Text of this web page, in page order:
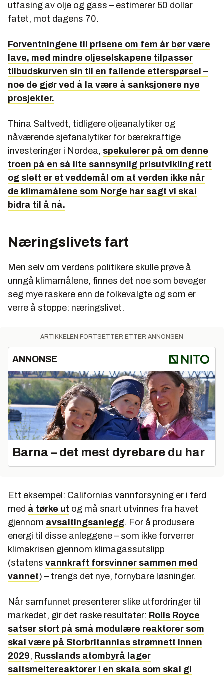
utfasing av olje og gass – estimerer 50 dollar
fatet, mot dagens 70.
Forventningene til prisene om fem år bør være
lave, med mindre oljeselskapene tilpasser
tilbudskurven sin til en fallende etterspørsel –
noe de gjør ved å la være å sanksjonere nye
prosjekter.
Thina Saltvedt, tidligere oljeanalytiker og
nåværende sjefanalytiker for bærekraftige
investeringer i Nordea, spekulerer på om denne
troen på en så lite sannsynlig prisutvikling rett
og slett er et veddemål om at verden ikke når
de klimamålene som Norge har sagt vi skal
bidra til å nå.
Næringslivets fart
Men selv om verdens politikere skulle prøve å
unngå klimamålene, finnes det noe som beveger
seg mye raskere enn de folkevalgte og som er
verre å stoppe: næringslivet.
ARTIKKELEN FORTSETTER ETTER ANNONSEN
ANNONSE
Barna – det mest dyrebare du har
Ett eksempel: Californias vannforsyning er i ferd
med å tørke ut og må snart utvinnes fra havet
gjennom avsaltingsanlegg. For å produsere
energi til disse anleggene – som ikke forverrer
klimakrisen gjennom klimagassutslipp
(statens vannkraft forsvinner sammen med
vannet) – trengs det nye, fornybare løsninger.
Når samfunnet presenterer slike utfordringer til
markedet, gir det raske resultater: Rolls Royce
satser stort på små modulære reaktorer som
skal være på Storbritannias strømnett innen
2029, Russlands atombyrå lager
saltsmeltereaktorer i en skala som skal gi